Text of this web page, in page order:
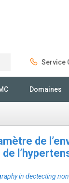
Service
Domaines
de
in dectecting